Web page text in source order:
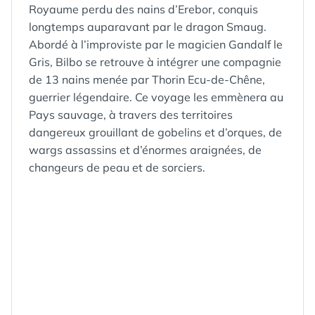
Royaume perdu des nains d’Erebor, conquis
longtemps auparavant par le dragon Smaug.
Abordé à l’improviste par le magicien Gandalf le
Gris, Bilbo se retrouve à intégrer une compagnie
de 13 nains menée par Thorin Ecu-de-Chêne,
guerrier légendaire. Ce voyage les emmènera au
Pays sauvage, à travers des territoires
dangereux grouillant de gobelins et d’orques, de
wargs assassins et d’énormes araignées, de
changeurs de peau et de sorciers.